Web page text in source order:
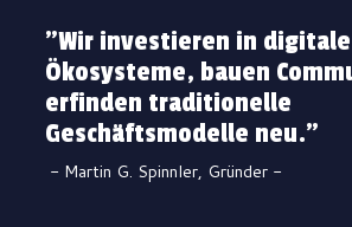
"Wir investieren in digitale
Ökosysteme, bauen
erfinden traditionelle
Geschäftsmodelle neu."
- Martin G. Spinnler, Gründer -